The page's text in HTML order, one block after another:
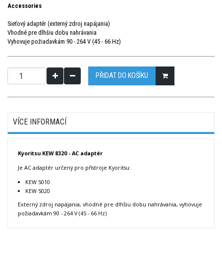
Accessories
Sieťový adaptér (externý zdroj napájania)
Vhodné pre dlhšiu dobu nahrávania
Vyhovuje požiadavkám 90 - 264 V (45 - 66 Hz)
PŘIDAT DO KOŠÍKU
VÍCE INFORMACÍ
Kyoritsu KEW 8320 - AC adaptér
Je AC adaptér určený pro přístroje Kyoritsu:
KEW 5010
KEW 5020
Externý zdroj napájania, vhodné pre dlhšiu dobu nahrávania, vyhovuje
požiadavkám 90 - 264 V (45 - 66 Hz)